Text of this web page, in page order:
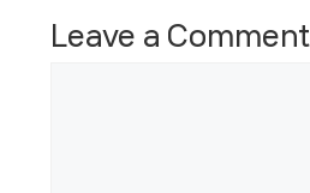
Leave a Comment